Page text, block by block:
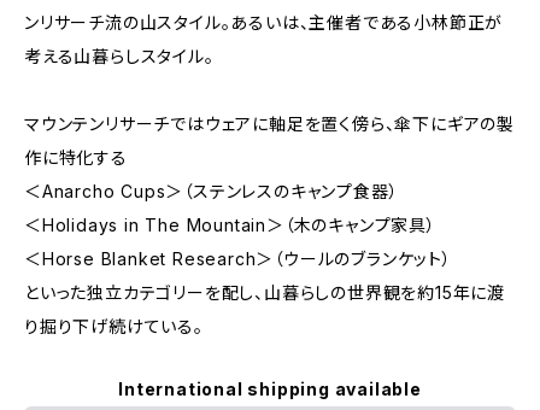
ンリサーチ流の山スタイル。あるいは、主催者である小林節正が
考える山暮らしスタイル。
マウンテンリサーチではウェアに軸足を置く傍ら、傘下にギアの製
作に特化する
＜Anarcho Cups＞（ステンレスのキャンプ食器）
＜Holidays in The Mountain＞（木のキャンプ家具）
＜Horse Blanket Research＞（ウールのブランケット）
といった独立カテゴリーを配し、山暮らしの世界観を約15年に渡
り掘り下げ続けている。
International shipping available